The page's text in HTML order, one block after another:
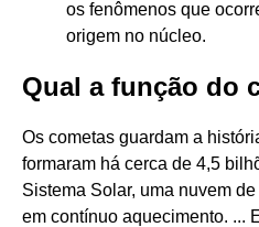
os fenômenos que
origem no núcleo.
Qual a função do
Os cometas guardam a
formaram há cerca de 4,5
Sistema Solar, uma nuvem
em contínuo aquecimento. ...